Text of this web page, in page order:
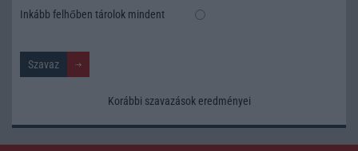
Inkább felhőben tárolok mindent
Korábbi szavazások eredményei